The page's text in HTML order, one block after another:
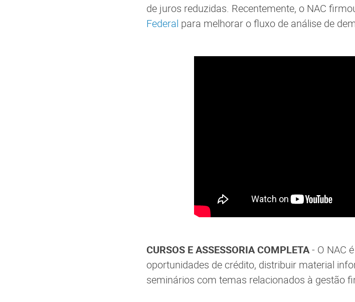
de juros reduzidas. Recentemente, o NAC
Federal para melhorar o fluxo de análise de
CURSOS E ASSESSORIA COMPLETA- O NAC
oportunidades de crédito, distribuir material
seminários com temas relacionados à gestão